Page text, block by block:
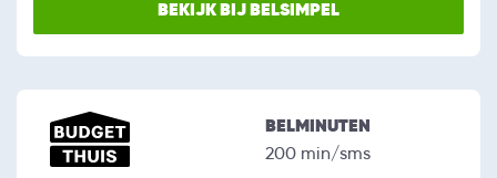
BEKIJK BIJ BELSIMPEL
BELMINUTEN
200 min/sms